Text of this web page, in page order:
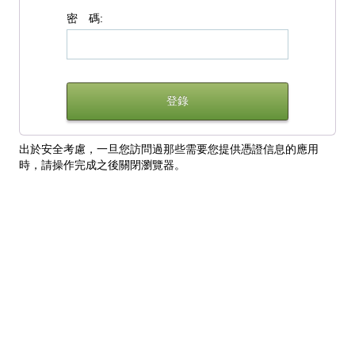
密 碼:
出於安全考慮，一旦您訪問過那些需要您提供憑證信息的應用
時，請操作完成之後關閉瀏覽器。